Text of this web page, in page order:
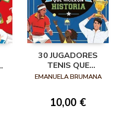
30 JUGADORES
TENIS QUE
HICIERON
EMANUELA BRUMANA
10,00 €